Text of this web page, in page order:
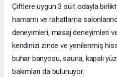
Çiftlere uygun 3 süit odayla
hamamı ve rahatlama
deneyimleri, masaj deneyimleri ve
kendinizi zinde ve yenilenmiş
buhar banyosu, sauna, kapalı
bakımları da bulunuyor.